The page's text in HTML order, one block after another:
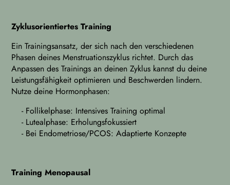
Zyklusorientiertes Training
Ein Trainingsansatz, der sich nach den verschiedenen
Phasen deines Menstruationszyklus richtet. Durch das
Anpassen des Trainings an deinen Zyklus kannst du deine
Leistungsfähigkeit optimieren und Beschwerden lindern.
Nutze deine Hormonphasen:
- Follikelphase: Intensives Training optimal
- Lutealphase: Erholungsfokussiert
- Bei Endometriose/PCOS: Adaptierte Konzepte
Training Menopausal